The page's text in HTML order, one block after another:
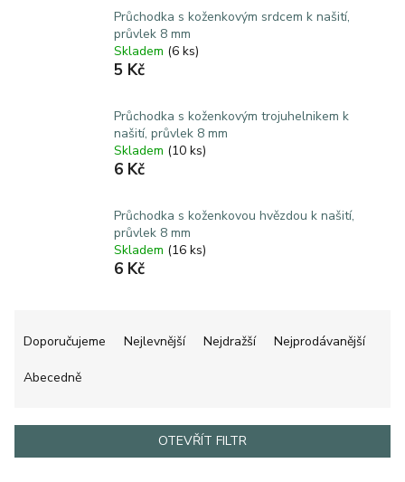
Průchodka s koženkovým srdcem k našití,
průvlek 8 mm
Skladem (6 ks)
5 Kč
Průchodka s koženkovým trojuhelnikem k
našití, průvlek 8 mm
Skladem (10 ks)
6 Kč
Průchodka s koženkovou hvězdou k našití,
průvlek 8 mm
Skladem (16 ks)
6 Kč
r
Doporučujeme Nejlevnější Nejdražší Nejprodávanější
Abecedně
OTEVŘÍT FILTR